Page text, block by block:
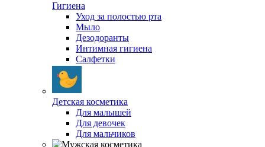
Гигиена
Уход за полостью рта
Мыло
Дезодоранты
Интимная гигиена
Салфетки
Детская косметика
Для малышей
Для девочек
Для мальчиков